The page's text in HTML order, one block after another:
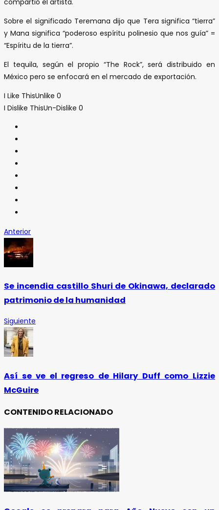
Sobre el significado Teremana dijo que Tera significa “tierra”
y Mana significa “poderoso espíritu polinesio que nos guía” =
“Espíritu de la tierra”.
El tequila, según el propio “The Rock”, será distribuido en
México pero se enfocará en el mercado de exportación.
I Like ThisUnlike 0
I Dislike ThisUn-Dislike 0
Anterior
Se incendia castillo Shuri de Okinawa, declarado
patrimonio de la humanidad
Siguiente
Así se ve el regreso de Hilary Duff como Lizzie
McGuire
CONTENIDO RELACIONADO